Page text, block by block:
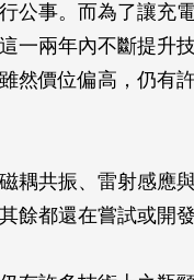
公事。而為了讓充
一兩年內不斷提升
然價位偏高，仍有
耦共振、雷射感應
餘都還在嘗試或開發